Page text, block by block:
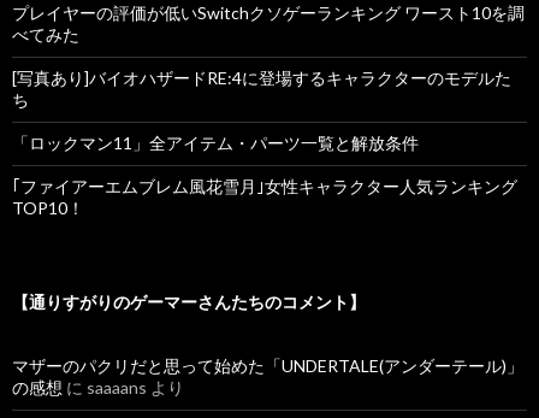
プレイヤーの評価が低いSwitchクソゲーランキング ワースト10を調
べてみた
[写真あり]バイオハザードRE:4に登場するキャラクターのモデルた
ち
「ロックマン11」全アイテム・パーツ一覧と解放条件
｢ファイアーエムブレム風花雪月｣女性キャラクター人気ランキング
TOP10！
【通りすがりのゲーマーさんたちのコメント】
マザーのパクリだと思って始めた「UNDERTALE(アンダーテール)」
の感想 に saaaans より